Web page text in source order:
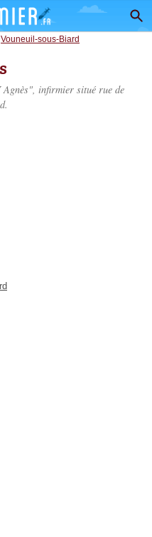
Vouneuil-sous-Biard
Agnès", infirmier situé rue de